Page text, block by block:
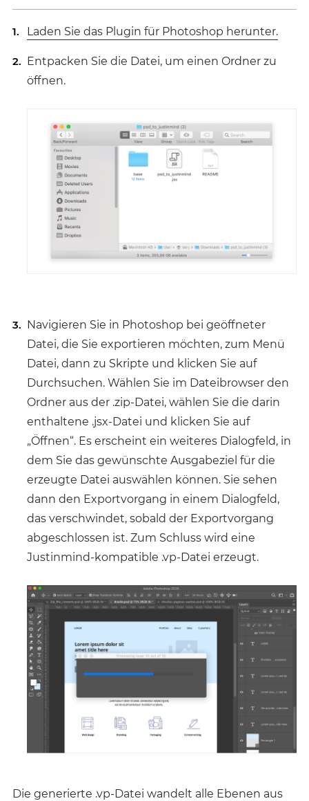
Laden Sie das Plugin für Photoshop herunter.
Entpacken Sie die Datei, um einen Ordner zu
öffnen.
Navigieren Sie in Photoshop bei geöffneter
Datei, die Sie exportieren möchten, zum Menü
Datei, dann zu Skripte und klicken Sie auf
Durchsuchen. Wählen Sie im Dateibrowser den
Ordner aus der .zip-Datei, wählen Sie die darin
enthaltene .jsx-Datei und klicken Sie auf
„Öffnen“. Es erscheint ein weiteres Dialogfeld, in
dem Sie das gewünschte Ausgabeziel für die
erzeugte Datei auswählen können. Sie sehen
dann den Exportvorgang in einem Dialogfeld,
das verschwindet, sobald der Exportvorgang
abgeschlossen ist. Zum Schluss wird eine
Justinmind-kompatible .vp-Datei erzeugt.
Die generierte .vp-Datei wandelt alle Ebenen aus